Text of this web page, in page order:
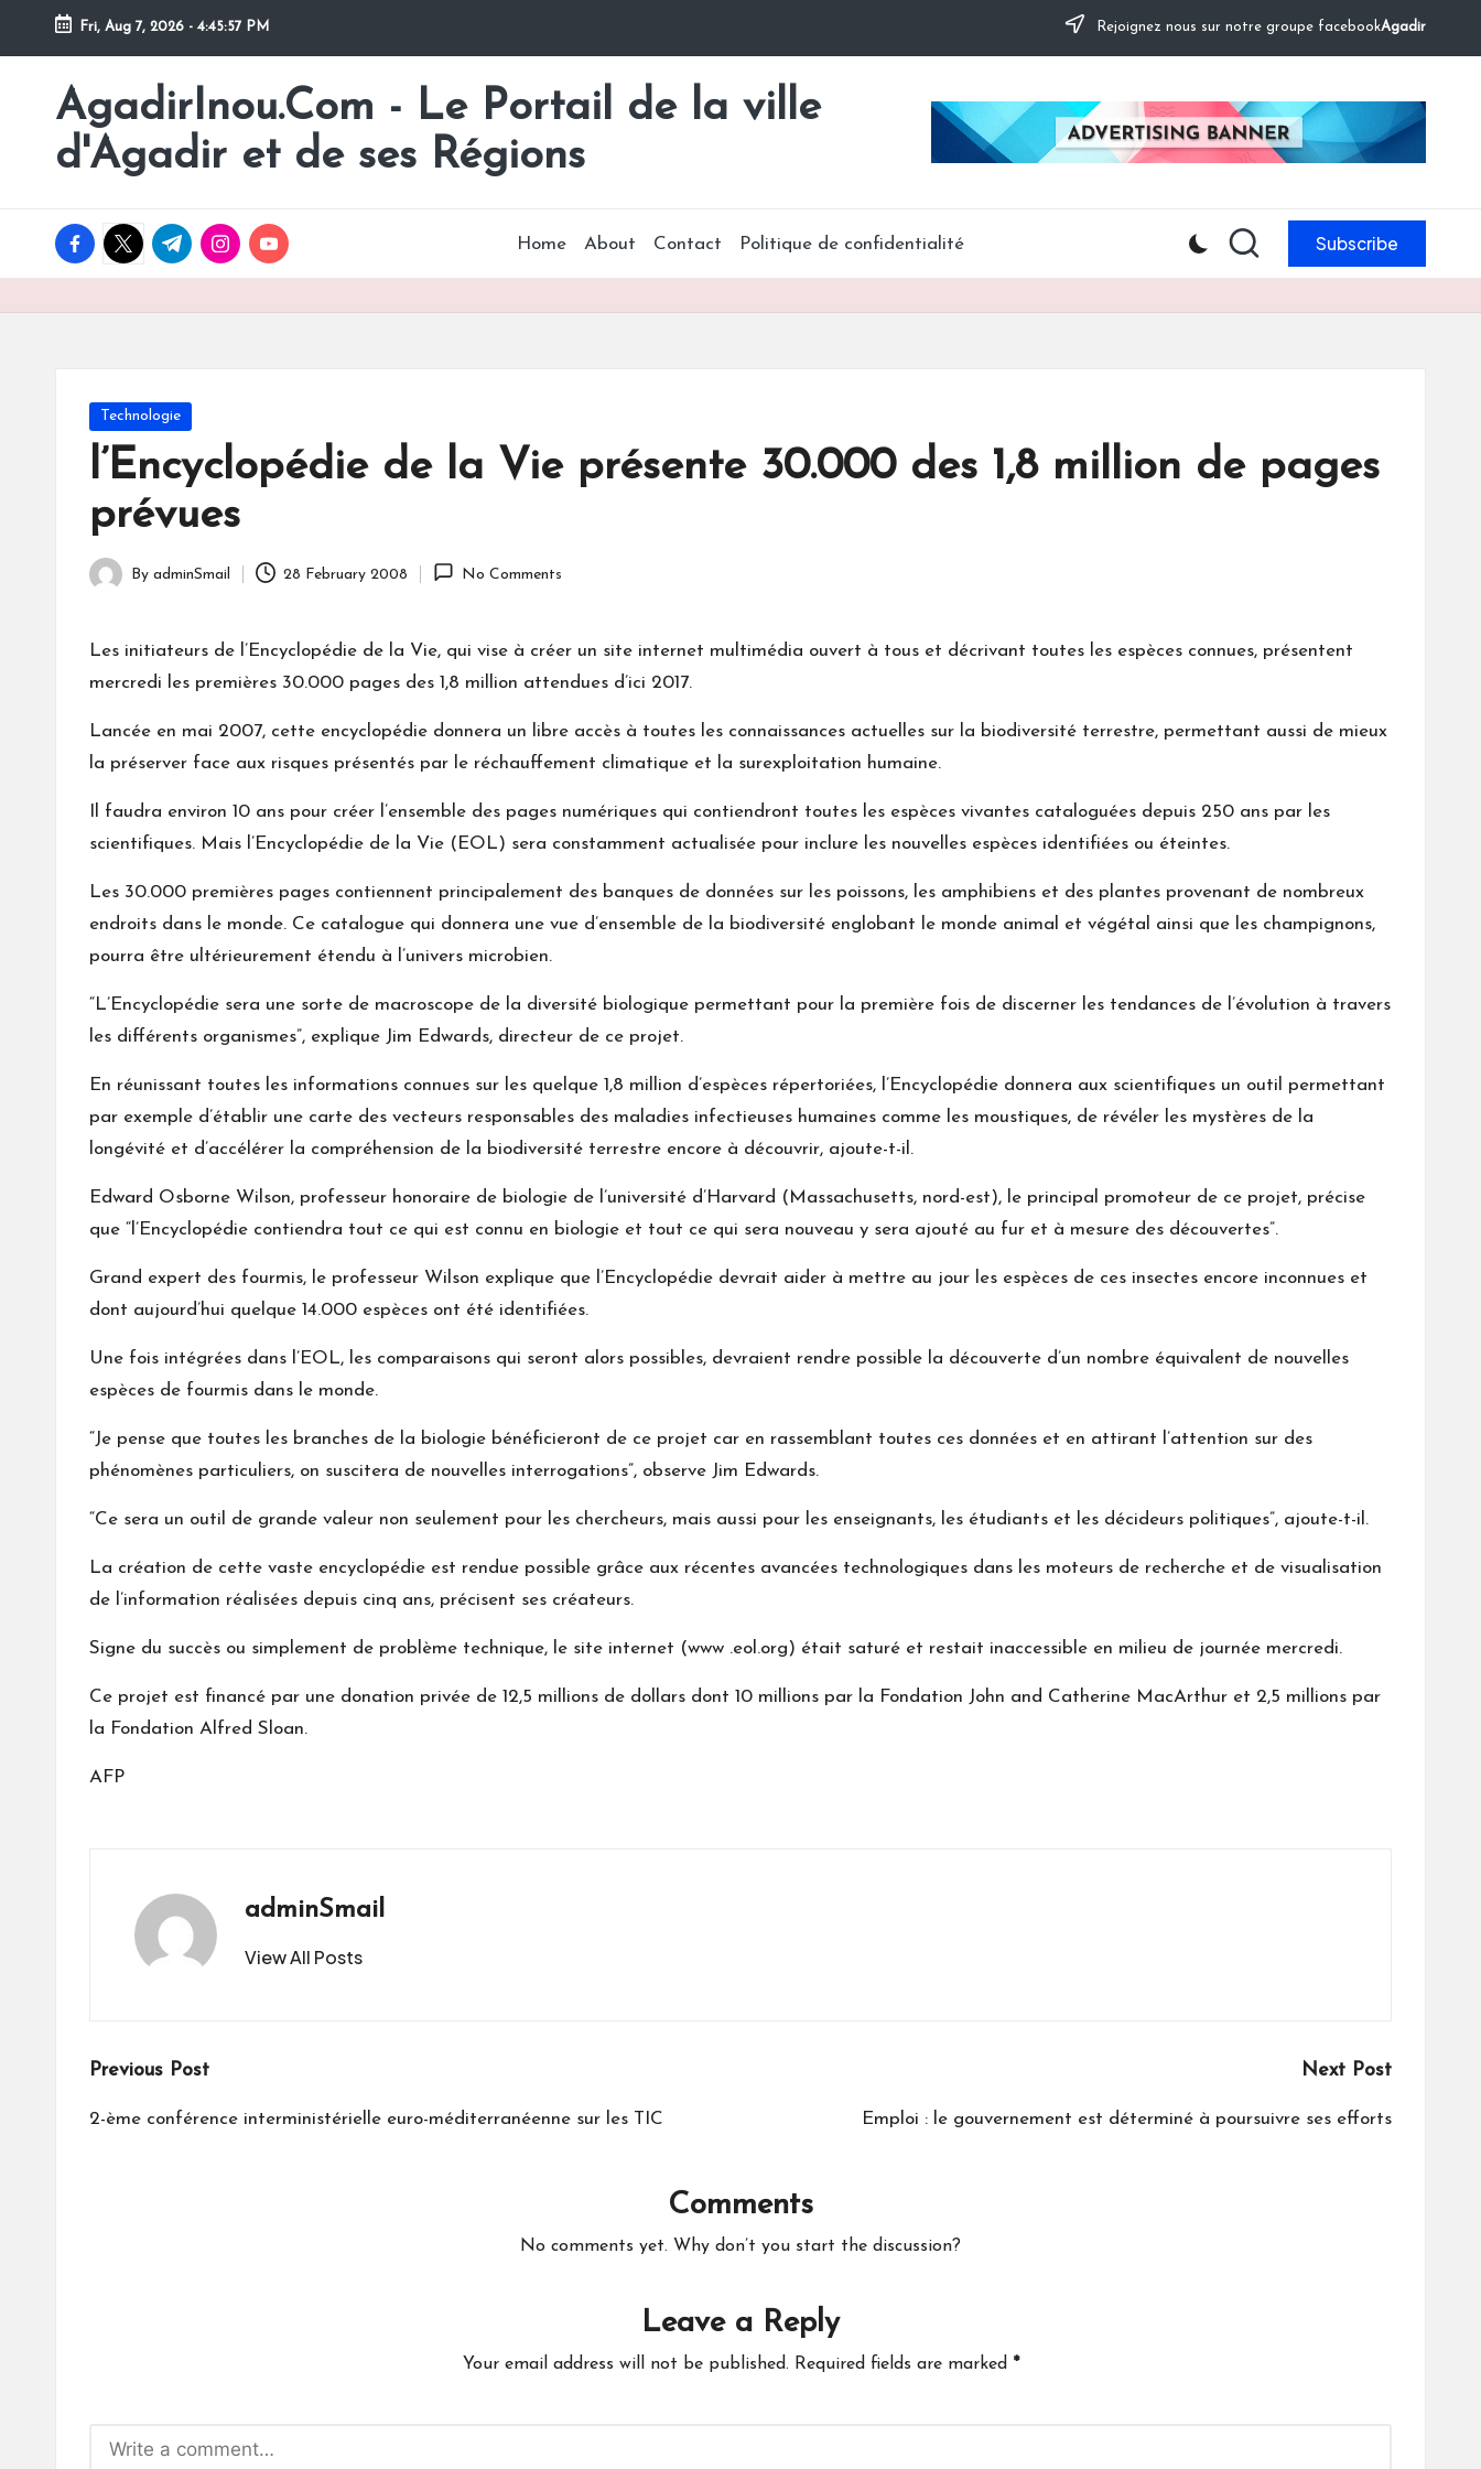
Skip
content
Fri, Aug 7, 2026 - 4:45:58 PM Rejoignez nous sur notre groupe facebookAgadir
AgadirInou.Com - Le Portail de la ville
d'Agadir et de ses Régions
Toute
l'actualité
de
d'Agadir
facebook.com
twitter.com
t.me instagram.com
youtube.com Home About Contact Politique de confidentialité Subscribe
Posted
in
Technologie
l’Encyclopédie de la Vie présente 30.000 des 1,8 million de pages
prévues
Posted
By adminSmail 28 February 2008 No Comments
Les initiateurs de l’Encyclopédie de la Vie, qui vise à créer un site internet multimédia ouvert à tous et décrivant toutes les espèces connues, présentent
mercredi les premières 30.000 pages des 1,8 million attendues d’ici 2017.
Lancée en mai 2007, cette encyclopédie donnera un libre accès à toutes les connaissances actuelles sur la biodiversité terrestre, permettant aussi de mieux
la préserver face aux risques présentés par le réchauffement climatique et la surexploitation humaine.
Il faudra environ 10 ans pour créer l’ensemble des pages numériques qui contiendront toutes les espèces vivantes cataloguées depuis 250 ans par les
scientifiques. Mais l’Encyclopédie de la Vie (EOL) sera constamment actualisée pour inclure les nouvelles espèces identifiées ou éteintes.
Les 30.000 premières pages contiennent principalement des banques de données sur les poissons, les amphibiens et des plantes provenant de nombreux
endroits dans le monde. Ce catalogue qui donnera une vue d’ensemble de la biodiversité englobant le monde animal et végétal ainsi que les champignons,
pourra être ultérieurement étendu à l’univers microbien.
“L’Encyclopédie sera une sorte de macroscope de la diversité biologique permettant pour la première fois de discerner les tendances de l’évolution à travers
les différents organismes”, explique Jim Edwards, directeur de ce projet.
En réunissant toutes les informations connues sur les quelque 1,8 million d’espèces répertoriées, l’Encyclopédie donnera aux scientifiques un outil permettant
par exemple d’établir une carte des vecteurs responsables des maladies infectieuses humaines comme les moustiques, de révéler les mystères de la
longévité et d’accélérer la compréhension de la biodiversité terrestre encore à découvrir, ajoute-t-il.
Edward Osborne Wilson, professeur honoraire de biologie de l’université d’Harvard (Massachusetts, nord-est), le principal promoteur de ce projet, précise
que “l’Encyclopédie contiendra tout ce qui est connu en biologie et tout ce qui sera nouveau y sera ajouté au fur et à mesure des découvertes”.
Grand expert des fourmis, le professeur Wilson explique que l’Encyclopédie devrait aider à mettre au jour les espèces de ces insectes encore inconnues et
dont aujourd’hui quelque 14.000 espèces ont été identifiées.
Une fois intégrées dans l’EOL, les comparaisons qui seront alors possibles, devraient rendre possible la découverte d’un nombre équivalent de nouvelles
espèces de fourmis dans le monde.
“Je pense que toutes les branches de la biologie bénéficieront de ce projet car en rassemblant toutes ces données et en attirant l’attention sur des
phénomènes particuliers, on suscitera de nouvelles interrogations”, observe Jim Edwards.
“Ce sera un outil de grande valeur non seulement pour les chercheurs, mais aussi pour les enseignants, les étudiants et les décideurs politiques”, ajoute-t-il.
La création de cette vaste encyclopédie est rendue possible grâce aux récentes avancées technologiques dans les moteurs de recherche et de visualisation
de l’information réalisées depuis cinq ans, précisent ses créateurs.
Signe du succès ou simplement de problème technique, le site internet (www .eol.org) était saturé et restait inaccessible en milieu de journée mercredi.
Ce projet est financé par une donation privée de 12,5 millions de dollars dont 10 millions par la Fondation John and Catherine MacArthur et 2,5 millions par
la Fondation Alfred Sloan.
AFP
adminSmail
View All Posts
Post
navigation
Previous Post
2-ème conférence interministérielle euro-méditerranéenne sur les TIC
Next Post
Emploi : le gouvernement est déterminé à poursuivre ses efforts
Comments
No comments yet. Why don’t you start the discussion?
Leave a Reply
Your email address will not be published. Required fields are marked *